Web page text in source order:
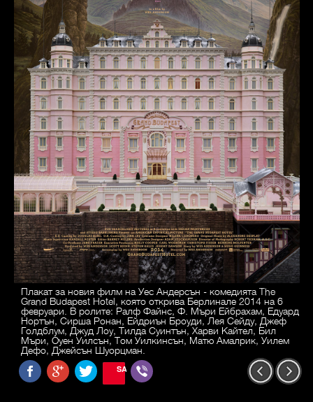
Плакат за новия филм на Уес Андерсън - комедията The
Grand Budapest Hotel, която открива Берлинале 2014 на 6
февруари. В ролите: Ралф Файнс, Ф. Мъри Ейбрахам, Едуард
Нортън, Сирша Ронан, Ейдриън Броуди, Лея Сейду, Джеф
Голдблум, Джуд Лоу, Тилда Суинтън, Харви Кайтел, Бил
Мъри, Оуен Уилсън, Том Уилкинсън, Матю Амалрик, Уилем
Дефо, Джейсън Шуорцман.
SAVE